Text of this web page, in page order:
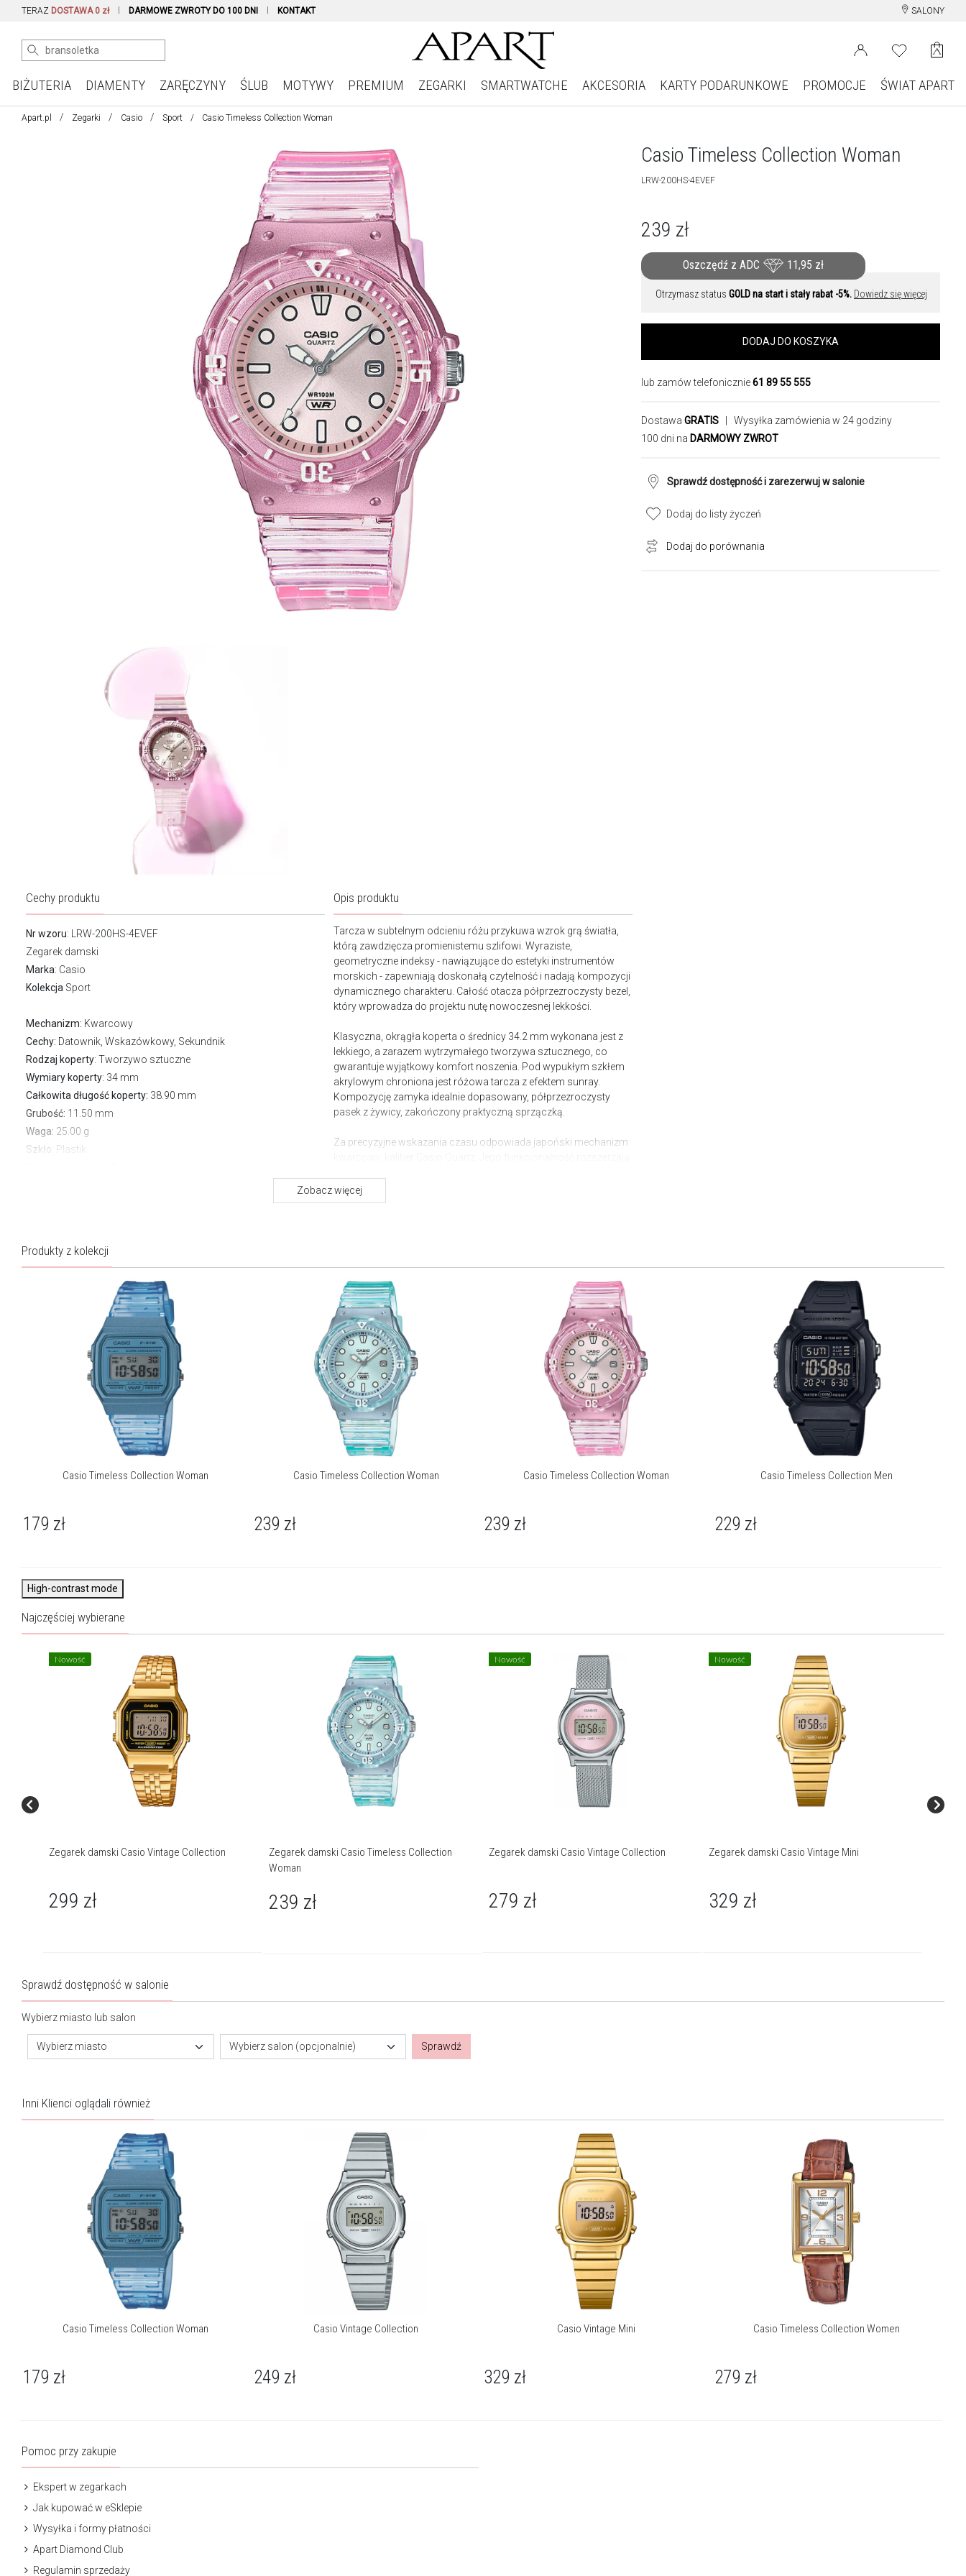
TERAZ DOSTAWA 0 zł DARMOWE ZWROTY DO 100 DNI KONTAKT SALONY
BIŻUTERIA DIAMENTY ZARĘCZYNY ŚLUB MOTYWY PREMIUM ZEGARKI SMARTWATCHE AKCESORIA KARTY PODARUNKOWE PROMOCJE ŚWIAT APART
Apart.pl Zegarki Casio Sport Casio Timeless Collection Woman
Cechy produktu
Nr wzoru: LRW-200HS-4EVEF
Zegarek damski
Marka: Casio
Kolekcja Sport
Mechanizm: Kwarcowy
Cechy: Datownik, Wskazówkowy, Sekundnik
Rodzaj koperty: Tworzywo sztuczne
Wymiary koperty: 34 mm
Całkowita długość koperty: 38.90 mm
Grubość: 11.50 mm
Waga: 25.00 g
Szkło : Plastik
Opis produktu
Tarcza w subtelnym odcieniu różu przykuwa wzrok grą światła,
którą zawdzięcza promienistemu szlifowi. Wyraziste,
geometryczne indeksy - nawiązujące do estetyki instrumentów
morskich - zapewniają doskonałą czytelność i nadają kompozycji
dynamicznego charakteru. Całość otacza półprzezroczysty bezel,
który wprowadza do projektu nutę nowoczesnej lekkości.
Klasyczna, okrągła koperta o średnicy 34.2 mm wykonana jest z
lekkiego, a zarazem wytrzymałego tworzywa sztucznego, co
gwarantuje wyjątkowy komfort noszenia. Pod wypukłym szkłem
akrylowym chroniona jest różowa tarcza z efektem sunray.
Kompozycję zamyka idealnie dopasowany, półprzezroczysty
pasek z żywicy, zakończony praktyczną sprzączką.
Za precyzyjne wskazania czasu odpowiada japoński mechanizm
pozwalający na odmierzanie krótkich interwałów czasowych.
Wodoszczelność na poziomie 100 metrów / 10 barów pozwala
Casio LRW-200HS-4EVEF to dobry wybór dla kobiety ceniącej
sportową elegancję w nowoczesnym wydaniu. Jego
niezobowiązujący charakter pasuje równie dobrze do
codziennych, miejskich stylizacji, jak i do stroju na aktywny
wypoczynek nad wodą.
O marce Casio
Zegarki CASIO VINTAGE to stylowe hity od wielu pokoleń. Kolekcja
CASIO VINTAGE inspirowana jest pierwszym elektronicznym
zegarkiem CASIOTRON, który zrewolucjonizował rynek w roku
1974. Od tamtej pory oryginalny kształt koperty i wyświetlacza
ich jakość.
Zobacz więcej
Casio Timeless Collection Woman
LRW-200HS-4EVEF
239 zł
Oszczędź z ADC 11,95 zł
Otrzymasz status GOLD na start i stały rabat -5%. Dowiedz się więcej
DODAJ DO KOSZYKA
lub zamów telefonicznie61 89 55 555
Dostawa GRATIS | Wysyłka zamówienia w 24 godziny
100 dni na DARMOWY ZWROT
Sprawdź dostępność i zarezerwuj w salonie
Dodaj do listy życzeń
Dodaj do porównania
Produkty z kolekcji
Casio Timeless Collection Woman
179 zł
Casio Timeless Collection Woman
239 zł
Casio Timeless Collection Woman
239 zł
Casio Timeless Collection Men
229 zł
High-contrast mode
Najczęściej wybierane
Nowość
Zegarek damski Casio Vintage Collection
299 zł
Zegarek damski Casio Timeless Collection
Woman
239 zł
Nowość
Zegarek damski Casio Vintage Collection
279 zł
Nowość
Zegarek damski Casio Vintage Mini
329 zł
Sprawdź dostępność w salonie
Wybierz miasto lub salon
Wybierz miasto Wybierz salon (opcjonalnie) Sprawdź
Inni Klienci oglądali również
Casio Timeless Collection Woman
179 zł
Casio Vintage Collection
249 zł
Casio Vintage Mini
329 zł
Casio Timeless Collection Women
279 zł
Pomoc przy zakupie
Ekspert w zegarkach
Jak kupować w eSklepie
Wysyłka i formy płatności
Apart Diamond Club
Regulamin sprzedaży